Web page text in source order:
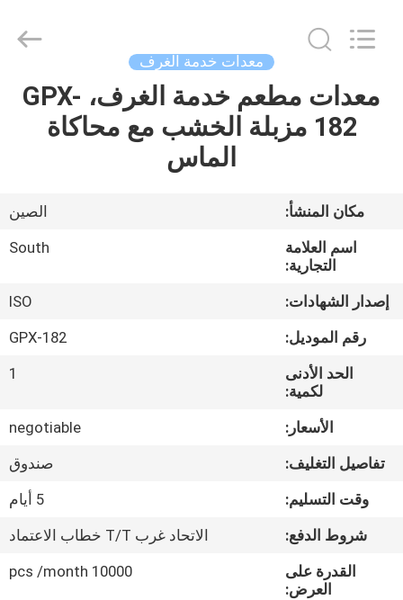
بيت
أشرطة
فيديو
معلومات
جولة
المعمل
رقابة
جودة
equipments
limited.
معدات خدمة الغرف
معدات مطعم خدمة الغرف، GPX-
182 مزبلة الخشب مع محاكاة
الماس
مكان المنشأ:
الصين
اسم العلامة
التجارية:
South
إصدار الشهادات:
ISO
رقم الموديل:
GPX-182
الحد الأدنى
لكمية:
1
الأسعار:
negotiable
تفاصيل التغليف:
صندوق
وقت التسليم:
5 أيام
شروط الدفع:
الاتحاد غرب T/T خطاب الاعتماد
القدرة على
العرض:
10000 pcs /month